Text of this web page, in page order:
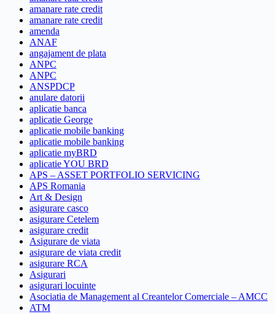
amanare rate credit
amanare rate credit
amenda
ANAF
angajament de plata
ANPC
ANPC
ANSPDCP
anulare datorii
aplicatie banca
aplicatie George
aplicatie mobile banking
aplicatie mobile banking
aplicatie myBRD
aplicatie YOU BRD
APS – ASSET PORTFOLIO SERVICING
APS Romania
Art & Design
asigurare casco
asigurare Cetelem
asigurare credit
Asigurare de viata
asigurare de viata credit
asigurare RCA
Asigurari
asigurari locuinte
Asociatia de Management al Creantelor Comerciale – AMCC
ATM